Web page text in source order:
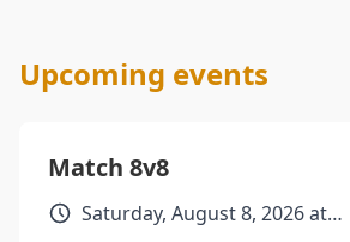
Upcoming events
Match 8v8
Saturday, August 8, 2026 at